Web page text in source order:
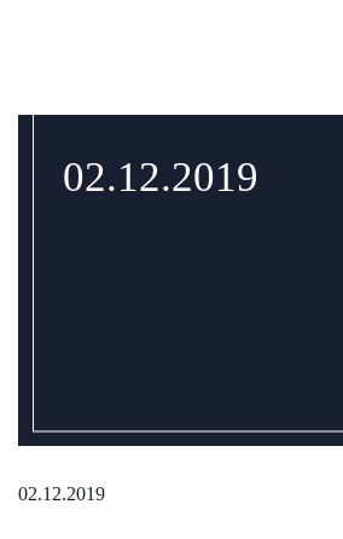
02.12.2019
02.12.2019